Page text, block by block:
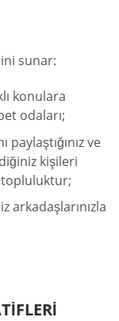
sunar:
konulara
odaları;
ve
kişileri
topluluktur;
arkadaşlarınızla